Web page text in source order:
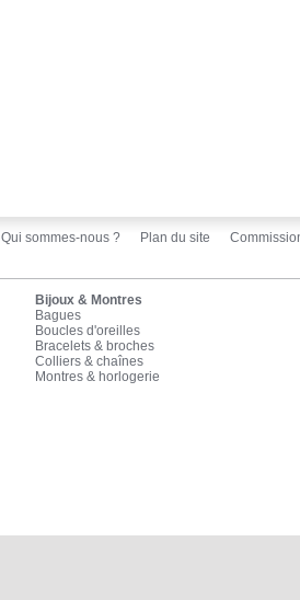
Qui sommes-nous ? Plan du site
Bijoux & Montres
Bagues
Boucles d'oreilles
Bracelets & broches
Colliers & chaînes
Montres & horlogerie